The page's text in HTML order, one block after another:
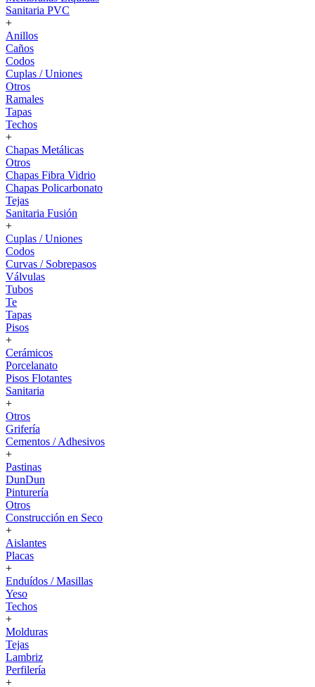
Sanitaria PVC
+
Anillos
Caños
Codos
Cuplas / Uniones
Otros
Ramales
Tapas
Techos
+
Chapas Metálicas
Otros
Chapas Fibra Vidrio
Chapas Policarbonato
Tejas
Sanitaria Fusión
+
Cuplas / Uniones
Codos
Curvas / Sobrepasos
Válvulas
Tubos
Te
Tapas
Pisos
+
Cerámicos
Porcelanato
Pisos Flotantes
Sanitaria
+
Otros
Grifería
Cementos / Adhesivos
+
Pastinas
DunDun
Pinturería
Otros
Construcción en Seco
+
Aislantes
Placas
+
Enduídos / Masillas
Yeso
Techos
+
Molduras
Tejas
Lambriz
Perfilería
+